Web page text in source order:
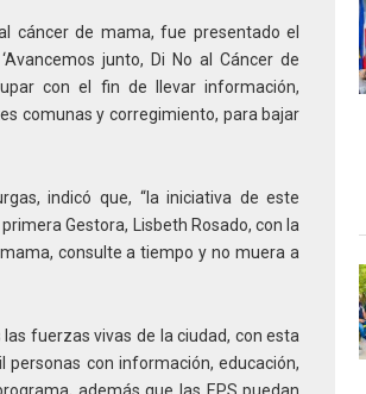
cáncer de mama, fue presentado el
junto, Di No al Cáncer de
con el fin de llevar información,
comunas y corregimiento, para bajar
indicó que, “la iniciativa de este
Gestora, Lisbeth Rosado, con la
consulte a tiempo y no muera a
fuerzas vivas de la ciudad, con esta
con información, educación,